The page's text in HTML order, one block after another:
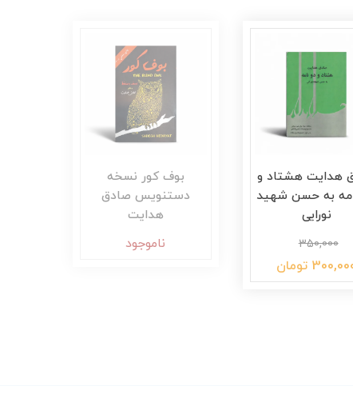
هدایت هشتاد و
به حسن شهید
نورایی
350,000
تومان
بوف کور نسخه
دستنویس صادق
هدایت
ناموجود